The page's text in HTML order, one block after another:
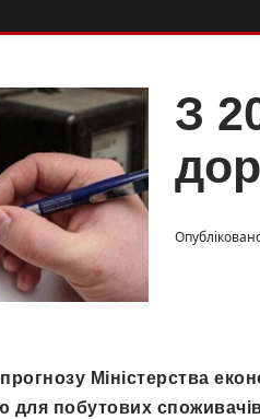
З
Міністерства
для побутових